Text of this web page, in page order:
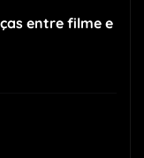
entre filme e